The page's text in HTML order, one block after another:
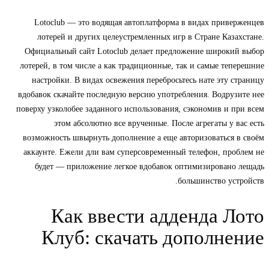
Lotoclub — это водящая автоплатформа в видах
лотерей и других целеустремленных игр в Стране
Официальный сайт Lotoclub делает предложение широкий
лотерей, в том числе а как традиционные, так и самые
настройки. В видах освежения перебросьтесь нате эту
вдобавок скачайте последную версию употребления.
поверху узколобее заданного использования, сэкономив и
этом абсолютно все врученные. После агрегаты у
возможность швырнуть дополнение а еще авторизоваться в
аккаунте. Ежели дли вам суперсовременный телефон,
будет — приложение легкое вдобавок оптимизировано
большинство
Как ввести адденда
Клуб: скачать